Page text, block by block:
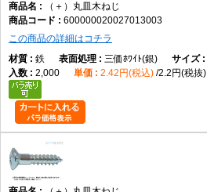
（＋）丸皿木ねじ
600000020027013003
この商品の詳細はコチラ
鉄
三価ﾎﾜｲﾄ(銀)
2,000
2.42円(税込) 2.2円(税抜)